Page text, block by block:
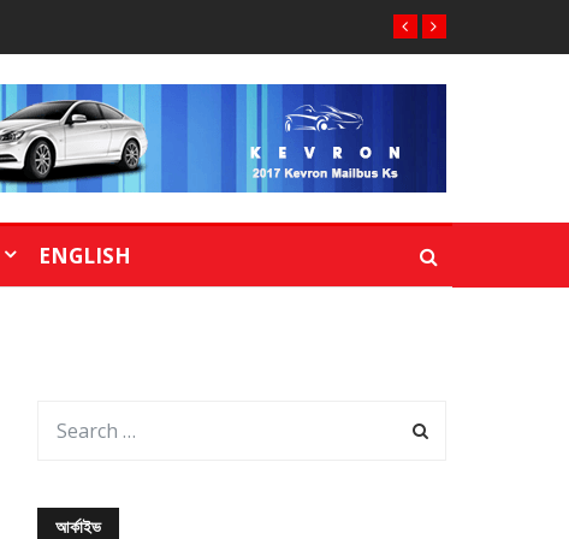
ENGLISH
আর্কাইভ